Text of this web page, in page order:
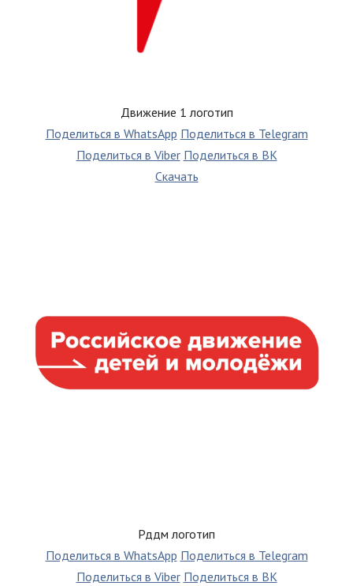
Движение 1 логотип
Поделиться в WhatsApp Поделиться в Telegram
Поделиться в Viber Поделиться в ВК
Скачать
Рддм логотип
Поделиться в WhatsApp Поделиться в Telegram
Поделиться в Viber Поделиться в ВК